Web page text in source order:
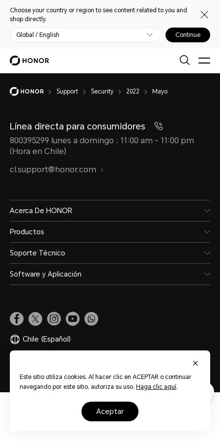
Choose your country or region to see content related to you and
shop directly.
Global / English Continue
Support Security 2022 Mayo
Línea directa para consumidores
800395299 lunes a domingo : 11:00 am - 11:00 pm
(Hora en Chile)
cl.support@honor.com
Acerca De HONOR
Productos
Soporte Técnico
Software y Aplicación
Chile (Español)
Este sitio utiliza cookies. Al hacer clic en ACEPTAR o continuar
navegando por este sitio, autoriza su uso. Haga clic aquí.
aceptar